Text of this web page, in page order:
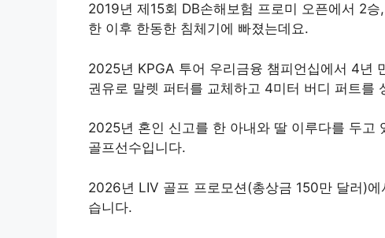
2019년 제15회 DB손해보험 프로미 오픈에서 2
한 이후 한동한 침체기에 빠졌는데요.
2025년 KPGA 투어 우리금융 챔피언십에서 4년
권유로 말렛 퍼터를 교체하고 4미터 버디 퍼트를
2025년 혼인 신고를 한 아내와 딸 이루다를 두고
골프선수입니다.
2026년 LIV 골프 프로모션(총상금 150만 달러)
습니다.